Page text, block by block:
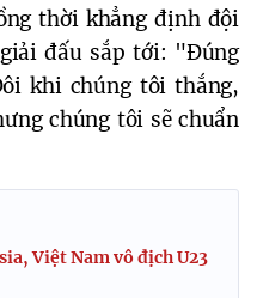
thời khẳng định đội
đấu sắp tới: "Đúng
khi chúng tôi thắng,
chúng tôi sẽ chuẩn
Việt Nam vô địch U23